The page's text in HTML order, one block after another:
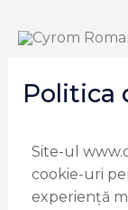
Politica
Site-ul
cookie-uri
experiență